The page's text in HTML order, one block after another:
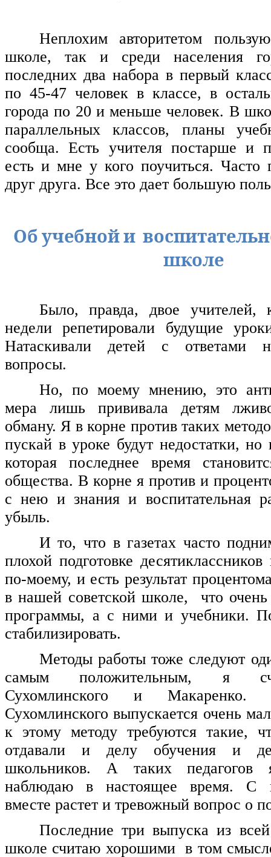
Неплохим авторитетом
школе, так и среди населения
последних два набора в первый
по 45-47 человек в классе, в
города по 20 и меньше человек. В
параллельных классов, планы
сообща. Есть учителя постарше и
есть и мне у кого поучиться. Часто
друг друга. Все это дает большую
Об учебной и
школе
Было, правда, двое учителей,
недели репетировали будущие
Натаскивали детей с ответами
вопросы.
Но, по моему мнению, это
мера лишь прививала детям
обману. Я в корне против таких
пускай в уроке будут недостатки, но
которая последнее время
общества. В корне я против и
с нею и знания и воспитательная
убыль.
И то, что в газетах часто
плохой подготовке
по-моему, и есть результат
в нашей советской школе, что очень
программы, а с ними и учебники.
стабилизировать.
Методы работы тоже следуют
самым положительным, я
Сухомлинского и
Сухомлинского выпускается очень
к этому методу требуются такие,
отдавали и делу обучения и
школьников. А таких
наблюдаю в настоящее время. С
вместе растет и тревожный вопрос о
Последние три выпуска из
школе считаю хорошими в том